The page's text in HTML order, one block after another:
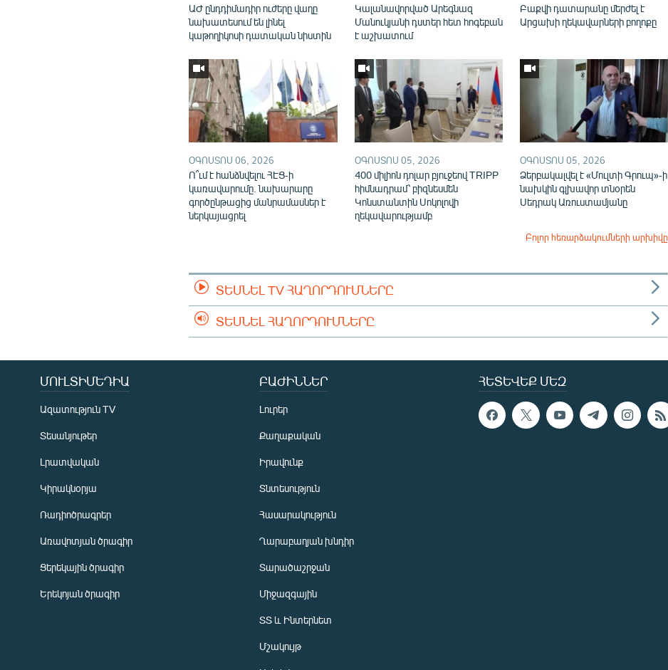
ԱԺ ընդդիմադիր ուժերը վաղը
նախատեսում են լինել
կաթողիկոսի դատական նիստին
Կալանավորված Արեգնազ
Մանուկյանի դստեր հետ հոգեբան
է աշխատում
Բաքվի դատարանը մերժել է
Արցախի ղեկավարների բողոքը
ՕԳՈՍՏՈՍ 06, 2026
Ո՞ւմ է հանձնվելու ՀԷՑ-ի
կառավարումը. նախարարը
գործընթացից մանրամասներ է
ներկայացրել
ՕԳՈՍՏՈՍ 05, 2026
400 միլիոն դոլար բյուջեով TRIPP
հիմնադրամ՝ բիզնեսմեն
Կոնստանտին Սոկոլովի
ղեկավարությամբ
ՕԳՈՍՏՈՍ 05, 2026
Ձերբակալվել է «Մուլտի Գրուպ»-ի
նախկին գլխավոր տնօրեն
Սեդրակ Առուստամյանը
Բոլոր հեռարձակումների արխիվը
ՏԵՍՆԵԼ TV ՀԱՂՈՐԴՈՒՄՆԵՐԸ
ՏԵՍՆԵԼ ՀԱՂՈՐԴՈՒՄՆԵՐԸ
ՀԵՏԵՎԵՔ ՄԵԶ
ՄՈՒԼՏԻՄԵԴԻԱ
Ազատություն TV
Տեսանյութեր
Լրատվական
Կիրակնօրյա
Ռադիոծրագրեր
Առավոտյան ծրագիր
Ցերեկային ծրագիր
Երեկոյան ծրագիր
ԲԱԺԻՆՆԵՐ
Լուրեր
Քաղաքական
Իրավունք
Տնտեսություն
Հասարակություն
Ղարաբաղյան խնդիր
Տարածաշրջան
Միջազգային
ՏՏ և Ինտերնետ
Մշակույթ